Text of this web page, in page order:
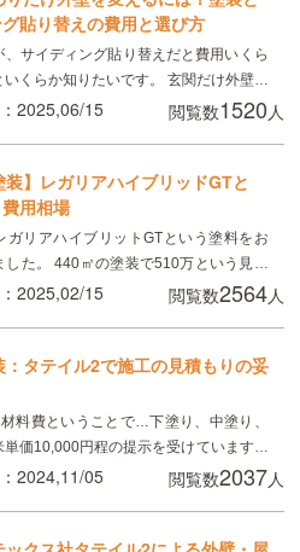
貼り替えの費用と選び方
、サイディング貼り替えだと費用いくら
いくらか知りたいです。 玄関だけ外壁の
合です。塗装だと、現在貼っているサイ
2025,06/15 閲覧数1520人
装】レガリアハイブリッドGTと
用相場
ガリアハイブリットGTという塗料をお
した。 440㎡の塗装で510万という見積
510万の中には足場架設（44万）目地補
2025,02/15 閲覧数2564人
：タテイル2で施工の見積もりの妥
料費ということで…下塗り、中塗り、
単価10,000円程の提示を受けています。
実際には30％カットした費用でどうでし
2024,11/05 閲覧数2037人